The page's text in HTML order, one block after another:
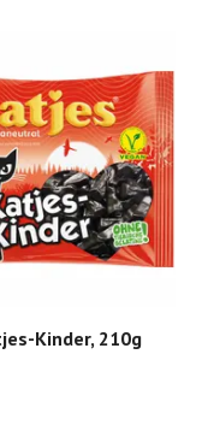
Kinder, 210g